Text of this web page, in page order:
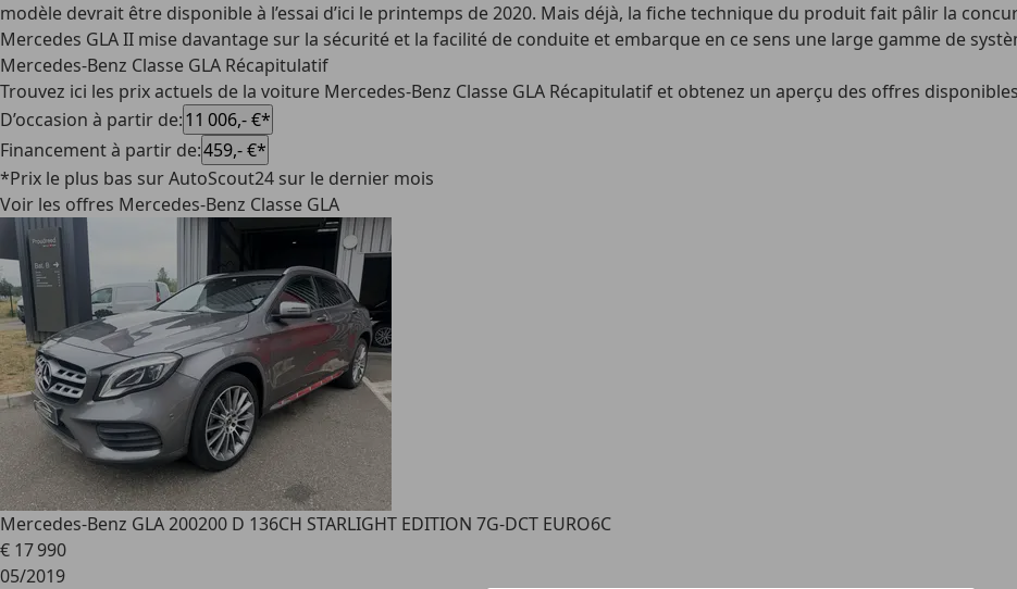
modèle devrait être disponible à l’essai d’ici le printemps de 2020. Mais déjà, la fiche technique du produit fait pâlir la
Mercedes GLA II mise davantage sur la sécurité et la facilité de conduite et embarque en ce sens une large gamme de
Mercedes-Benz Classe GLA Récapitulatif
Trouvez ici les prix actuels de la voiture Mercedes-Benz Classe GLA Récapitulatif et obtenez un aperçu des offres
D’occasion à partir de:11 006,- €*
Financement à partir de:459,- €*
*Prix le plus bas sur AutoScout24 sur le dernier mois
Voir les offres Mercedes-Benz Classe GLA
Mercedes-Benz GLA 200200 D 136CH STARLIGHT EDITION 7G-DCT EURO6C
€ 17 990
05/2019